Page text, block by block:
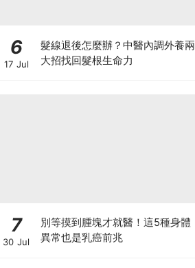
6
17 Jul
髮線退後怎麼辦？中醫內調外養兩
大招找回髮根生命力
7
30 Jul
別等摸到腫塊才就醫！這5種身體
異常也是乳癌前兆